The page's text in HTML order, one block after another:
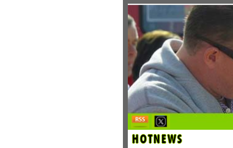
HOTNEWS